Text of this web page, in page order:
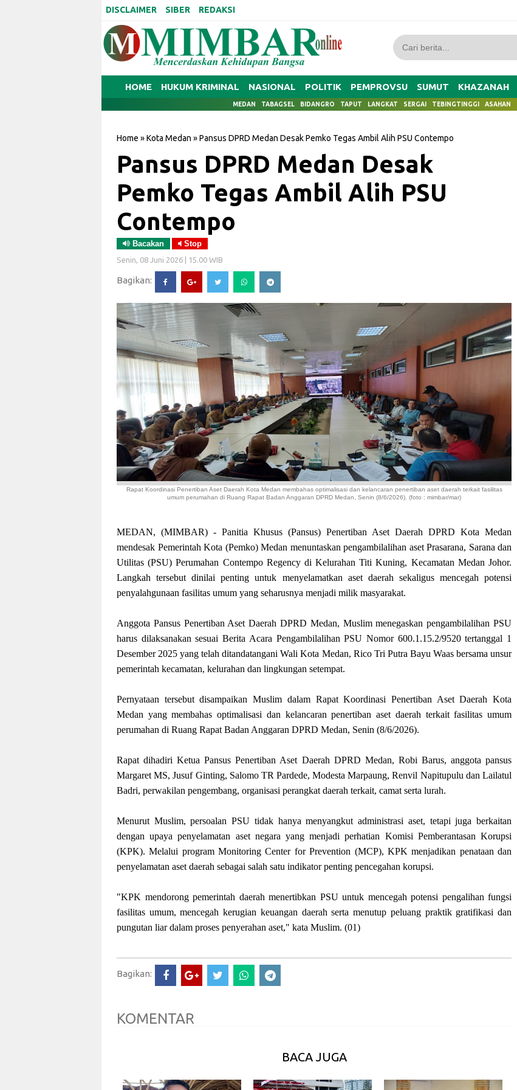
DISCLAIMER SIBER REDAKSI
HOME HUKUM KRIMINAL NASIONAL POLITIK PEMPROVSU SUMUT KHAZANAH
MEDAN TABAGSEL BIDANGRO TAPUT LANGKAT SERGAI TEBINGTINGGI ASAHAN
Home »Kota Medan »Pansus DPRD Medan Desak Pemko Tegas Ambil Alih PSU Contempo
Pansus DPRD Medan Desak
Pemko Tegas Ambil Alih PSU
Contempo
Bacakan Stop
Senin, 08 Juni 2026 | 15.00 WIB
Bagikan:
Rapat Koordinasi Penertiban Aset Daerah Kota Medan membahas optimalisasi dan kelancaran penertiban aset daerah terkait fasilitas
umum perumahan di Ruang Rapat Badan Anggaran DPRD Medan, Senin (8/6/2026). (foto : mimbar/mar)
MEDAN, (MIMBAR) - Panitia Khusus (Pansus) Penertiban Aset Daerah DPRD Kota Medan
mendesak Pemerintah Kota (Pemko) Medan menuntaskan pengambilalihan aset Prasarana, Sarana dan
Utilitas (PSU) Perumahan Contempo Regency di Kelurahan Titi Kuning, Kecamatan Medan Johor.
Langkah tersebut dinilai penting untuk menyelamatkan aset daerah sekaligus mencegah potensi
penyalahgunaan fasilitas umum yang seharusnya menjadi milik masyarakat.
Anggota Pansus Penertiban Aset Daerah DPRD Medan, Muslim menegaskan pengambilalihan PSU
harus dilaksanakan sesuai Berita Acara Pengambilalihan PSU Nomor 600.1.15.2/9520 tertanggal 1
Desember 2025 yang telah ditandatangani Wali Kota Medan, Rico Tri Putra Bayu Waas bersama unsur
pemerintah kecamatan, kelurahan dan lingkungan setempat.
Pernyataan tersebut disampaikan Muslim dalam Rapat Koordinasi Penertiban Aset Daerah Kota
Medan yang membahas optimalisasi dan kelancaran penertiban aset daerah terkait fasilitas umum
perumahan di Ruang Rapat Badan Anggaran DPRD Medan, Senin (8/6/2026).
Rapat dihadiri Ketua Pansus Penertiban Aset Daerah DPRD Medan, Robi Barus, anggota pansus
Margaret MS, Jusuf Ginting, Salomo TR Pardede, Modesta Marpaung, Renvil Napitupulu dan Lailatul
Badri, perwakilan pengembang, organisasi perangkat daerah terkait, camat serta lurah.
Menurut Muslim, persoalan PSU tidak hanya menyangkut administrasi aset, tetapi juga berkaitan
dengan upaya penyelamatan aset negara yang menjadi perhatian Komisi Pemberantasan Korupsi
(KPK). Melalui program Monitoring Center for Prevention (MCP), KPK menjadikan penataan dan
penyelamatan aset daerah sebagai salah satu indikator penting pencegahan korupsi.
"KPK mendorong pemerintah daerah menertibkan PSU untuk mencegah potensi pengalihan fungsi
fasilitas umum, mencegah kerugian keuangan daerah serta menutup peluang praktik gratifikasi dan
pungutan liar dalam proses penyerahan aset," kata Muslim. (01)
Bagikan:
KOMENTAR
BACA JUGA